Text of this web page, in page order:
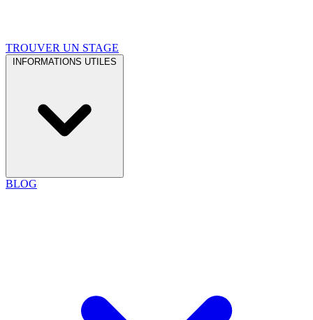
TROUVER UN STAGE
INFORMATIONS UTILES
BLOG